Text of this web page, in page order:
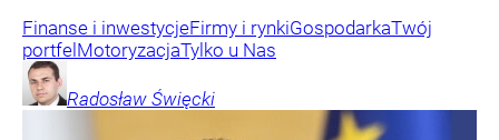
Finanse i inwestycjeFirmy i rynkiGospodarkaTwój
portfel MotoryzacjaTylko u Nas
Radosław Święcki